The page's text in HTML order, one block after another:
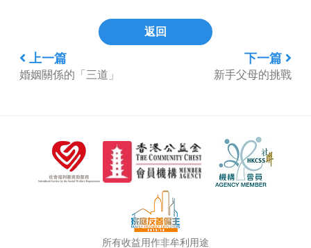
上一篇
婚姻關係的「三道」
返回
下一篇
新手父母的挑戰
所有收益用作非牟利用途